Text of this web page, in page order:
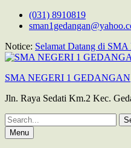
Skip
(031) 8910819
Notice: Selamat Datang di SMA
SMA NEGERI 1 GEDANGAN
Jln. Raya Sedati Km.2 Kec.
Search
for:Menu